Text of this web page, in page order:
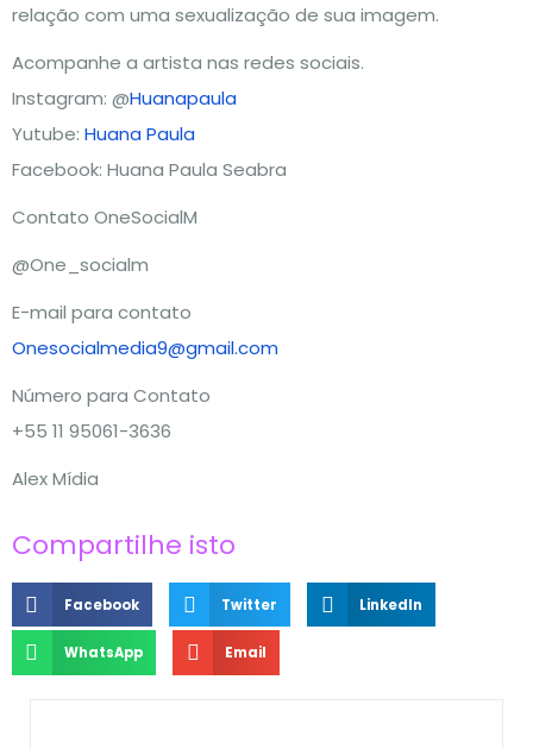
relação com uma sexualização de sua imagem.
Acompanhe a artista nas redes sociais.
Instagram: @Huanapaula
Yutube: Huana Paula
Facebook: Huana Paula Seabra
Contato OneSocialM
@One_socialm
E-mail para contato
Onesocialmedia9@gmail.com
Número para Contato
+55 11 95061-3636
Alex Mídia
Compartilhe isto
Facebook Twitter LinkedIn
WhatsApp Email